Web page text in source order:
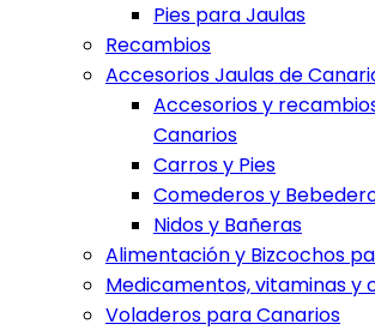
Pies para Jaulas
Recambios
Accesorios Jaulas de
Accesorios y
Canarios
Carros y Pies
Comederos y
Nidos y Bañeras
Alimentación y Bizcochos
Medicamentos, vitaminas y
Voladeros para Canarios